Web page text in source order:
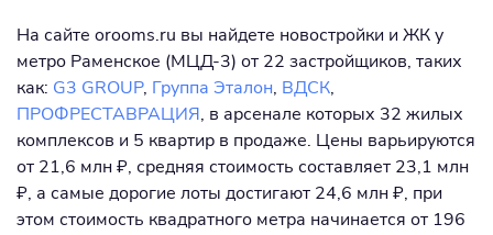
На сайте orooms.ru вы найдете новостройки и ЖК у
метро Раменское (МЦД-3) от 22 застройщиков, таких
как: G3 GROUP, Группа Эталон, ВДСК,
ПРОФРЕСТАВРАЦИЯ, в арсенале которых 32 жилых
комплексов и 5 квартир в продаже. Цены варьируются
от 21,6 млн ₽, средняя стоимость составляет 23,1 млн
₽, а самые дорогие лоты достигают 24,6 млн ₽, при
этом стоимость квадратного метра начинается от 196